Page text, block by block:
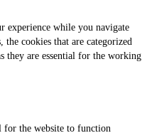
experience while you navigate
the cookies that are categorized
they are essential for the working
for the website to function